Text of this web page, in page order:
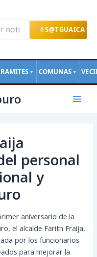
S@TGUAICA
▼ COMUNAS ▼
Main
personal
y
aniversario de la
el alcalde Farith Fraija,
por los funcionarios
para mejorar la